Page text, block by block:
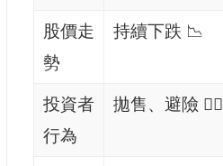
股價走
勢
持續下跌 📉
投資者
行為
拋售、避險 🏃‍♂️